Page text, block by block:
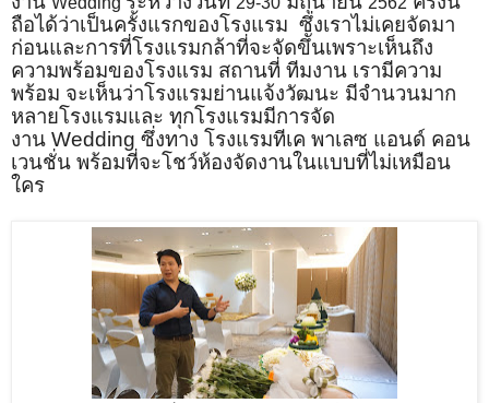
ถือได้ว่าเป็นครั้งแรกของโรงแรม ซึ่งเราไม่เคยจัดมา
ก่อนและการที่โรงแรมกล้าที่จะจัดขึันเพราะเห็นถึง
ความพร้อมของโรงแรม สถานที่ ทีมงาน เรามีความ
พร้อม จะเห็นว่าโรงแรมย่านแจ้งวัฒนะ มีจำนวนมาก
หลายโรงแรมและ ทุกโรงแรมมีการจัด
งาน Wedding ซึ่งทาง โรงแรมทีเค พาเลซ แอนด์ คอน
เวนชั่น พร้อมที่จะโชว์ห้องจัดงานในแบบที่ไม่เหมือน
ใคร